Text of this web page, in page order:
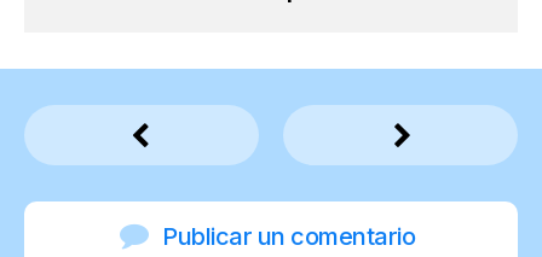
Publicar un comentario